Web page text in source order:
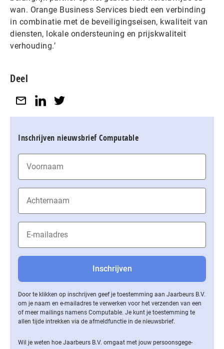
wan. Orange Business Services biedt een verbinding
in combinatie met de beveiligingseisen, kwaliteit van
diensten, lokale ondersteuning en prijskwaliteit
verhouding.’
Deel
Inschrijven nieuwsbrief Computable
Door te klikken op inschrijven geef je toestemming aan Jaarbeurs B.V.
om je naam en e-mailadres te verwerken voor het verzenden van een
of meer mailings namens Computable. Je kunt je toestemming te
allen tijde intrekken via de af­meld­func­tie in de nieuwsbrief.
Wil je weten hoe Jaarbeurs B.V. omgaat met jouw per­soons­ge­ge­